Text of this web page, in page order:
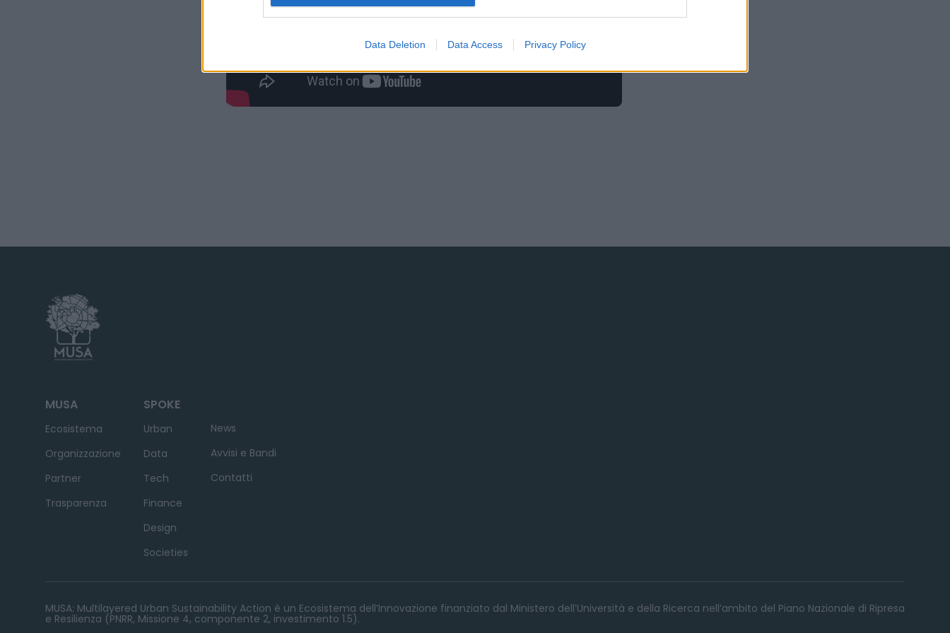
Data Deletion Data Access Privacy Policy
MUSA
Ecosistema
Organizzazione
Partner
Trasparenza
SPOKE
Urban
Data
Tech
Finance
Design
Societies
News
Avvisi e Bandi
Contatti
MUSA: Multilayered Urban Sustainability Action è un Ecosistema dell’Innovazione finanziato dal Ministero dell’Università e della Ricerca nell’ambito del Piano Nazionale di Ripresa
e Resilienza (PNRR, Missione 4, componente 2, investimento 1.5).